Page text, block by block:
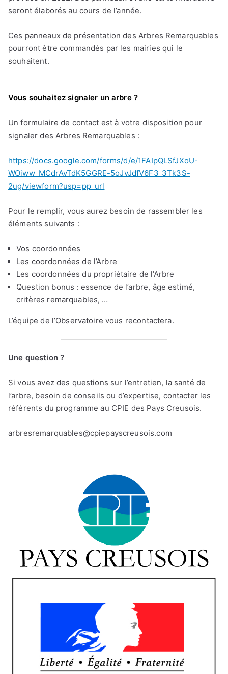
seront élaborés au cours de l’année.
Ces panneaux de présentation des Arbres Remarquables
pourront être commandés par les mairies qui le
souhaitent.
Vous souhaitez signaler un arbre ?
Un formulaire de contact est à votre disposition pour
signaler des Arbres Remarquables :
https://docs.google.com/forms/d/e/1FAIpQLSfJXoU-
WOiww_MCdrAvTdK5GGRE-5oJvJdfV6F3_3Tk3S-
2ug/viewform?usp=pp_url
Pour le remplir, vous aurez besoin de rassembler les
éléments suivants :
Vos coordonnées
Les coordonnées de l’Arbre
Les coordonnées du propriétaire de l’Arbre
Question bonus : essence de l’arbre, âge estimé,
critères remarquables, …
L’équipe de l’Observatoire vous recontactera.
Une question ?
Si vous avez des questions sur l’entretien, la santé de
l’arbre, besoin de conseils ou d’expertise, contacter les
référents du programme au CPIE des Pays Creusois.
arbresremarquables@cpiepayscreusois.com